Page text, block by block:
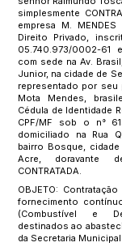
simplesmente
empresa M.
Direito Privado,
05.740.973/0002-61
com sede na Av.
Junior, na cidade de
representado por
Mota Mendes,
Cédula de Identidade
CPF/MF sob o n°
domiciliado na Rua
bairro Bosque,
Acre, doravante
CONTRATADA.
OBJETO:
fornecimento
(Combustível e
destinados ao
da Secretaria